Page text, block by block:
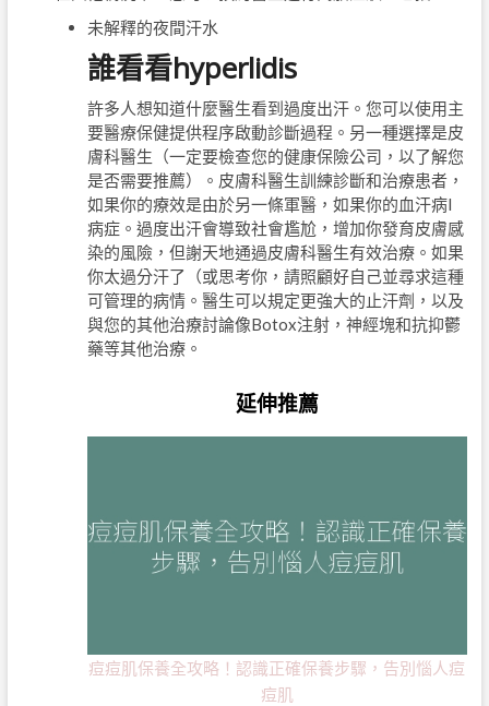
未解釋的夜間汗水
誰看看hyperlidis
許多人想知道什麼醫生看到過度出汗。您可以使用主
要醫療保健提供程序啟動診斷過程。另一種選擇是皮
膚科醫生（一定要檢查您的健康保險公司，以了解您
是否需要推薦）。皮膚科醫生訓練診斷和治療患者，
如果你的療效是由於另一條軍醫，如果你的血汗病l
病症。過度出汗會導致社會尷尬，增加你發育皮膚感
染的風險，但謝天地通過皮膚科醫生有效治療。如果
你太過分汗了（或思考你，請照顧好自己並尋求這種
可管理的病情。醫生可以規定更強大的止汗劑，以及
與您的其他治療討論像Botox注射，神經塊和抗抑鬱
藥等其他治療。
延伸推薦
痘痘肌保養全攻略！認識正確保養步驟，告別惱人痘
痘肌